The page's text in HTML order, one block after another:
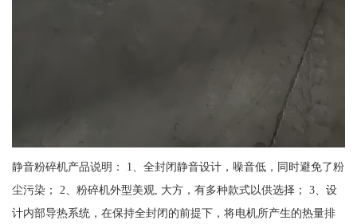
静音粉碎机产品说明： 1、全封闭静音设计，噪音低，同时避免了粉
尘污染； 2、粉碎机外型美观, 大方，有多种款式以供选择； 3、设
计内部导热系统，在保持全封闭的前提下，将电机所产生的热量排